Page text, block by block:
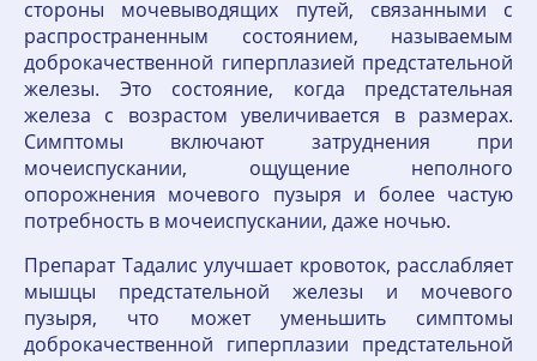
стороны мочевыводящих путей, связанными с
распространенным состоянием, называемым
доброкачественной гиперплазией предстательной
железы. Это состояние, когда предстательная
железа с возрастом увеличивается в размерах.
Симптомы включают затруднения при
мочеиспускании, ощущение неполного
опорожнения мочевого пузыря и более частую
потребность в мочеиспускании, даже ночью.
Препарат Тадалис улучшает кровоток, расслабляет
мышцы предстательной железы и мочевого
пузыря, что может уменьшить симптомы
доброкачественной гиперплазии предстательной